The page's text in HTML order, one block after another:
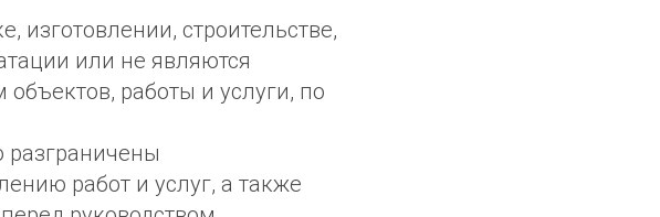
изготовлении, строительстве,
или не являются
работы и услуги, по
разграничены
работ и услуг, а также